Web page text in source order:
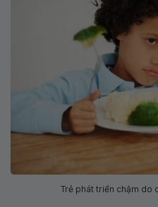
Trẻ phát triển chậm do